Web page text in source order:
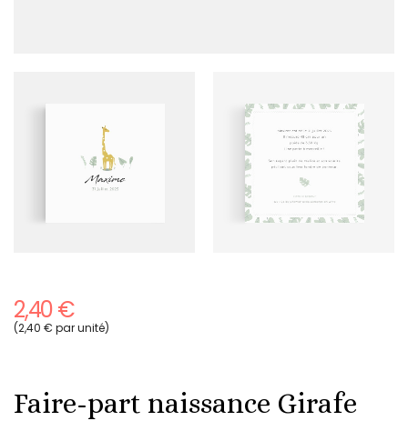
2,40 €
(2,40 € par unité)
Faire-part naissance Girafe